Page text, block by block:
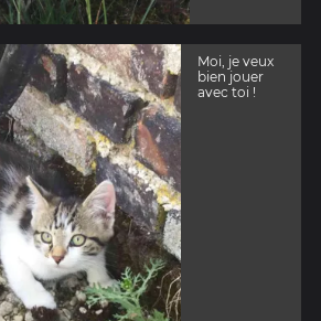
Moi, je veux
bien jouer
avec toi !